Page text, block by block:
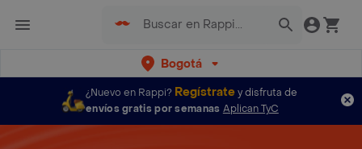
Bogotá
¿Nuevo en Rappi? Regístratey disfruta de
envíos gratis por semanas Aplican TyC